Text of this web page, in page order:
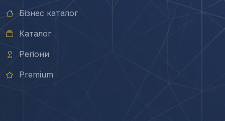
Бізнес каталог
Каталог
Регіони
Premium